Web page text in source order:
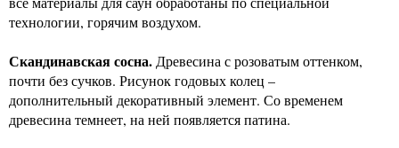
технологии, горячим воздухом.
Скандинавская сосна. Древесина с розоватым оттенком,
почти без сучков. Рисунок годовых колец –
дополнительный декоративный элемент. Со временем
древесина темнеет, на ней появляется патина.